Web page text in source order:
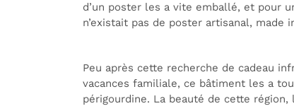
d’un poster les a vite emballé, et pour
n’existait pas de poster artisanal, made
Peu après cette recherche de cadeau
vacances familiale, ce bâtiment les a
périgourdine. La beauté de cette